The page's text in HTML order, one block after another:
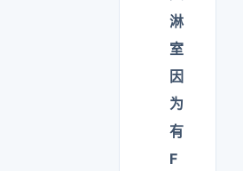
淋
室
因
为
有
F